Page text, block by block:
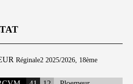
Réginale2 2025/2026, 18ème